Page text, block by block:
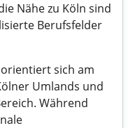
Nähe zu Köln sind
Berufsfelder
sich am
Umlands und
Während